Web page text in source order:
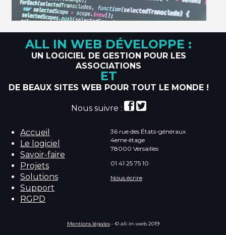
ALL IN WEB DÉVELOPPE :
UN LOGICIEL DE GESTION POUR LES
ASSOCIATIONS
ET
DE BEAUX SITES WEB POUR TOUT LE MONDE !
Nous suivre :
Accueil
Le logiciel
Savoir-faire
Projets
Solutions
Support
RGPD
36 rue des États-généraux
4eme étage
78000 Versailles
01 41 25 75 10
Nous écrire
Mentions légales- © all-in-web 2019